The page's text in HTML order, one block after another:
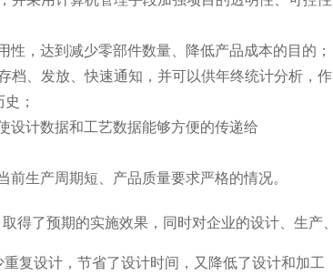
，达到减少零部件数量、降低产品成本的目的；
档、发放、快速通知，并可以供年终统计分析，作
；
设计数据和工艺数据能够方便的传递给
生产周期短、产品质量要求严格的情况。
得了预期的实施效果，同时对企业的设计、生产、
复设计，节省了设计时间，又降低了设计和加工